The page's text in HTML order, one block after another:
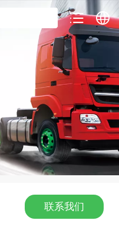
中文
English
联系我们